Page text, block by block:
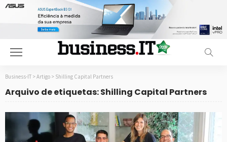
Business-IT > Artigo > Shilling Capital Partners
Arquivo de etiquetas: Shilling Capital Partners